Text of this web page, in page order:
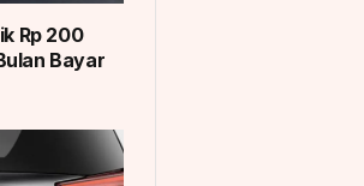
Rp 200
Bayar